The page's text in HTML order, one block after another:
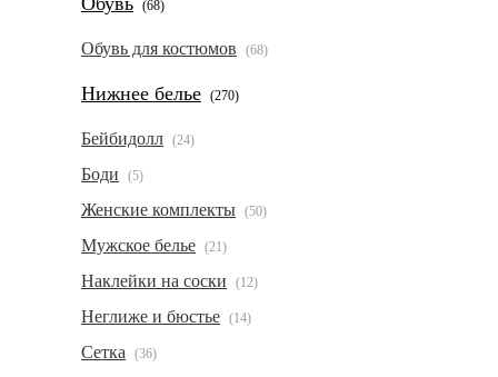
(68)
Обувь для костюмов (68)
Нижнее белье (270)
Бейбидолл (24)
Боди (5)
Женские комплекты (50)
Мужское белье (21)
Наклейки на соски (12)
Неглиже и бюстье (14)
Сетка (36)